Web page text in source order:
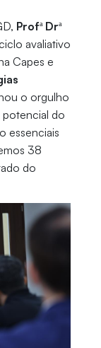
Profª Drª
avaliativo
Capes e
o orgulho
potencial do
essenciais
38
do